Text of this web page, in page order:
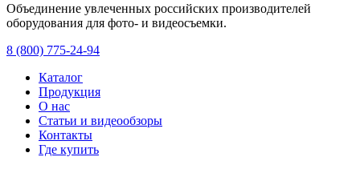
Объединение увлеченных российских производителей
оборудования для фото- и видеосъемки.
8 (800) 775-24-94
Каталог
Продукция
О нас
Статьи и видеообзоры
Контакты
Где купить